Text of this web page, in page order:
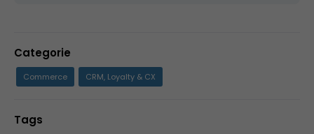
Categorie
Commerce CRM, Loyalty & CX
Tags